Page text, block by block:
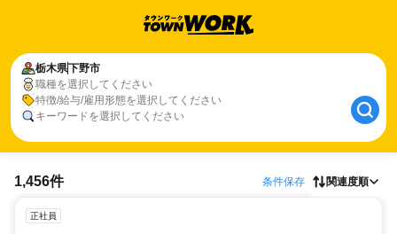
栃木県下野市
職種を選択してください
特徴/給与/雇用形態を選択してください
キーワードを選択してください
1,456件 条件保存 関連度順
正社員